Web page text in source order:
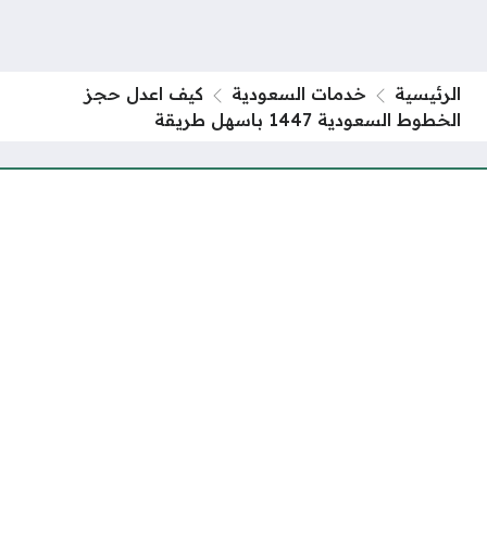
الرئيسية خدمات السعودية
كيف اعدل حجز
الخطوط السعودية 1447 باسهل طريقة